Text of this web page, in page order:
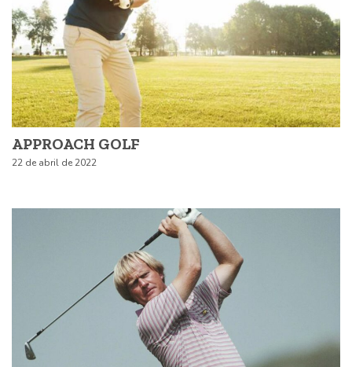
APPROACH GOLF
22 de abril de 2022